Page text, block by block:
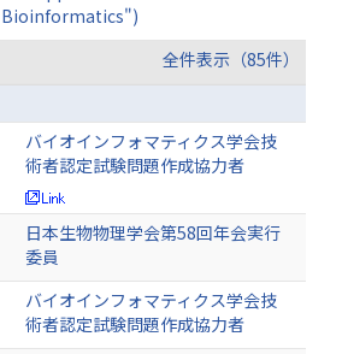
Bioinformatics")
全件表示（85件）
バイオインフォマティクス学会技
術者認定試験問題作成協力者
日本生物物理学会第58回年会実行
委員
バイオインフォマティクス学会技
術者認定試験問題作成協力者